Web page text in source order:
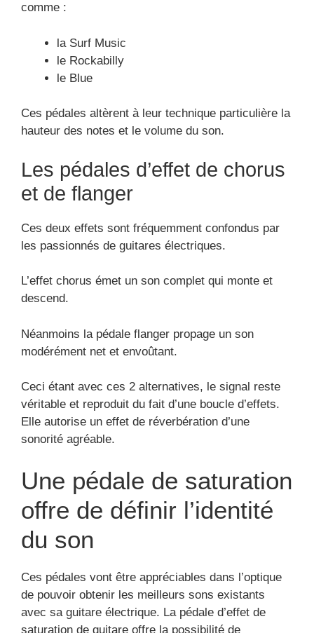
comme :
la Surf Music
le Rockabilly
le Blue
Ces pédales altèrent à leur technique particulière la
hauteur des notes et le volume du son.
Les pédales d’effet de chorus
et de flanger
Ces deux effets sont fréquemment confondus par
les passionnés de guitares électriques.
L’effet chorus émet un son complet qui monte et
descend.
Néanmoins la pédale flanger propage un son
modérément net et envoûtant.
Ceci étant avec ces 2 alternatives, le signal reste
véritable et reproduit du fait d’une boucle d’effets.
Elle autorise un effet de réverbération d’une
sonorité agréable.
Une pédale de saturation
offre de définir l’identité
du son
Ces pédales vont être appréciables dans l’optique
de pouvoir obtenir les meilleurs sons existants
avec sa guitare électrique. La pédale d’effet de
saturation de guitare offre la possibilité de